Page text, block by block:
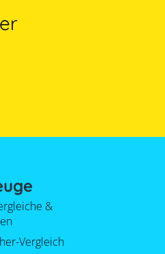
&
Vergleich